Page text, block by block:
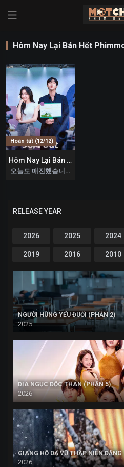
Hôm Nay Lại Bán Hết
Hoàn tất (12/12)
9
Hôm Nay Lại Bán Hết
오늘도 매진했습니다 2026
RELEASE YEAR
2026 2025 2024
2019 2016 2010
NGƯỜI HÙNG YẾU ĐUỐI (PHẦN 2)
2025
ĐỊA NGỤC ĐỘC THÂN (PHẦN 5)
2026
GIANG HỒ DẠ VŨ THẬP NIÊN ĐĂNG
2026